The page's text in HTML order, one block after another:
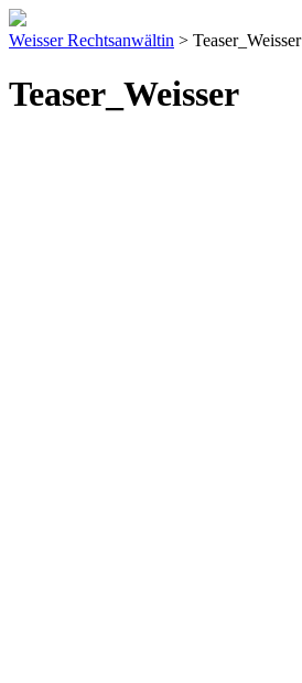
Weisser Rechtsanwältin > Teaser_Weisser
Teaser_Weisser